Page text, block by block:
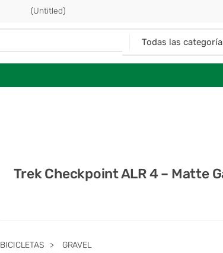
(Untitled)
Trek Checkpoint ALR 4 – Matte
BICICLETAS >
GRAVEL